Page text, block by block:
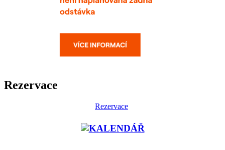
Rezervace
Rezervace